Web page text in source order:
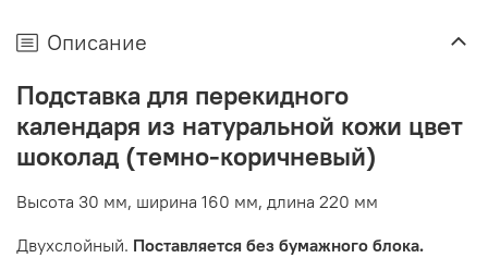
Описание
Подставка для перекидного
календаря из натуральной кожи цвет
шоколад (темно-коричневый)
Высота 30 мм, ширина 160 мм, длина 220 мм
Двухслойный. Поставляется без бумажного блока.